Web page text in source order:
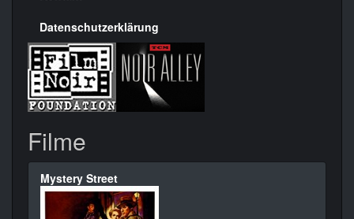
Datenschutzerklärung
Filme
Mystery Street